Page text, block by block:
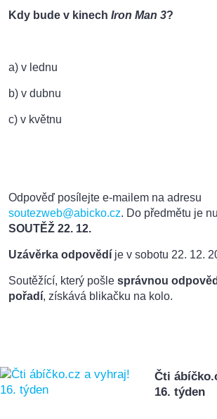
Kdy bude v kinech Iron Man 3?
a) v lednu
b) v dubnu
c) v květnu
Odpověď posílejte e-mailem na adresu
soutezweb@abicko.cz. Do předmětu je
SOUTĚŽ 22. 12.
Uzávěrka odpovědí je v sobotu 22. 12.
Soutěžící, který pošle správnou
pořadí, získává blikačku na kolo.
Čti
16. týden